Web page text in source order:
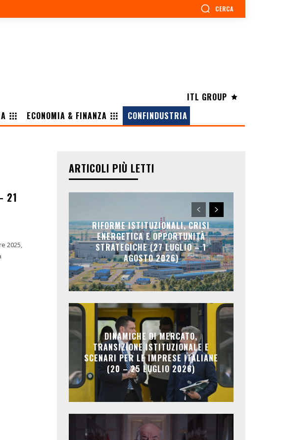
CERCA
ITL GROUP
ECONOMIA & FINANZA CONFINDUSTRIA
21
ARTICOLI PIÙ LETTI
RIFORME ISTITUZIONALI, CRISI
ENERGETICA E OPPORTUNITÀ
STRATEGICHE (27 LUGLIO – 1
AGOSTO 2026)
DINAMICHE DI MERCATO,
TRANSIZIONE ISTITUZIONALE E
SCENARI PER LE IMPRESE ITALIANE
(20 – 25 LUGLIO 2026)